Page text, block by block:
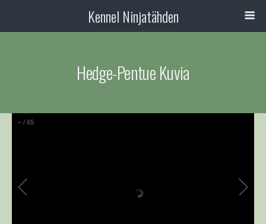
Kennel Ninjatähden
Hedge-Pentue Kuvia
– / 65